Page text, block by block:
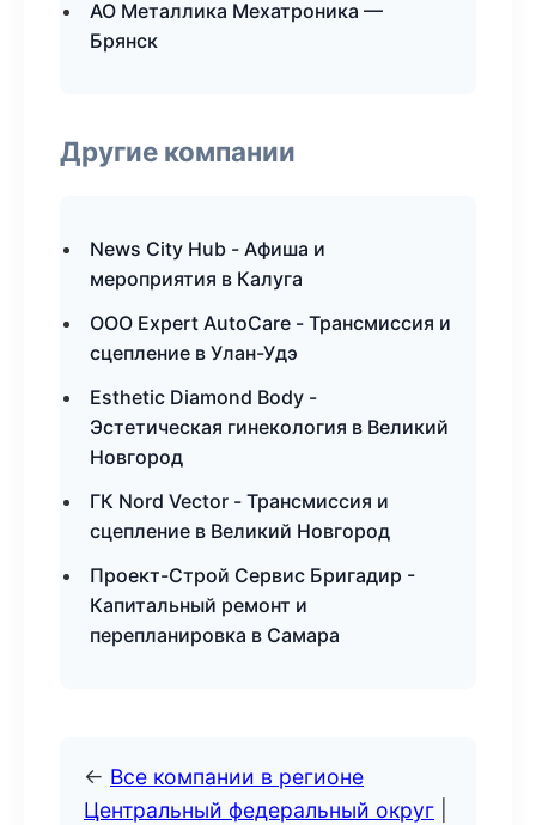
АО Металлика Мехатроника —
Брянск
Другие компании
News City Hub - Афиша и
мероприятия в Калуга
ООО Expert AutoCare - Трансмиссия и
сцепление в Улан-Удэ
Esthetic Diamond Body -
Эстетическая гинекология в Великий
Новгород
ГК Nord Vector - Трансмиссия и
сцепление в Великий Новгород
Проект-Строй Сервис Бригадир -
Капитальный ремонт и
перепланировка в Самара
← Все компании в регионе
Центральный федеральный округ